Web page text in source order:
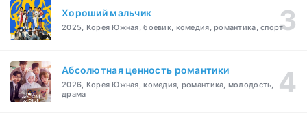
Хороший мальчик
2025, Корея Южная, боевик, комедия, романтика, спорт
Абсолютная ценность романтики
2026, Корея Южная, комедия, романтика, молодость,
драма